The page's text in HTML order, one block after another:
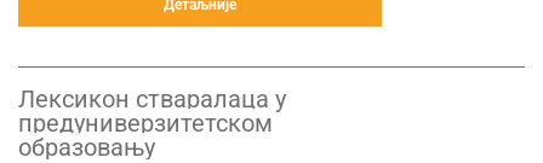
Детаљније
Лексикон стваралаца у
предуниверзитетском
образовању